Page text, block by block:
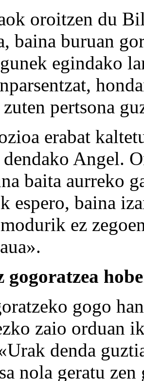
oroitzen du
baina buruan
egindako
pertsona
erabat
dendako Angel.
baita aurreko
espero, baina
ez
gogoratzea
gogo
zaio orduan
denda
nola geratu